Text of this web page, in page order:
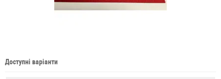
Доступні варіанти